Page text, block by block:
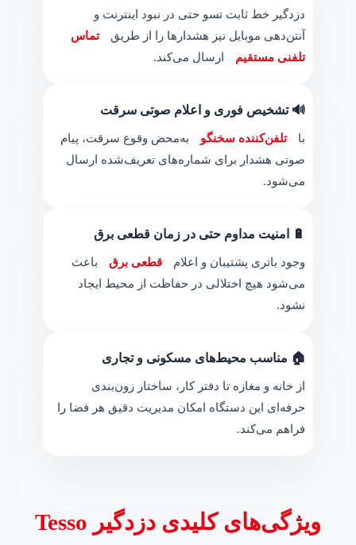
دزدگیر خط ثابت تسو حتی در نبود اینترنت و
آنتن‌دهی موبایل نیز هشدارها را از طریق
تماس
تلفنی مستقیم
ارسال می‌کند.
🔊 تشخیص فوری و اعلام صوتی سرقت
با تلفن‌کننده سخنگو
به‌محض وقوع سرقت، پیام
صوتی هشدار برای شماره‌های تعریف‌شده ارسال
می‌شود.
🔋 امنیت مداوم حتی در زمان قطعی برق
وجود باتری پشتیبان و اعلام قطعی برق
باعث
می‌شود هیچ اختلالی در حفاظت از محیط ایجاد
نشود.
🏠 مناسب محیط‌های مسکونی و تجاری
از خانه و مغازه تا دفتر کار، ساختار زون‌بندی
حرفه‌ای این دستگاه امکان مدیریت دقیق هر فضا را
فراهم می‌کند.
ویژگی‌های کلیدی دزدگیر Tesso